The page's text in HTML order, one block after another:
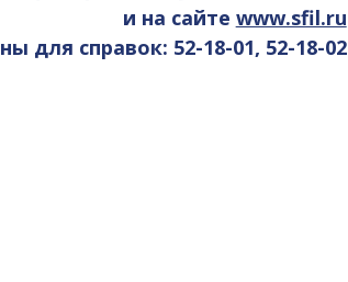
и на сайте www.sfil.ru
для справок: 52-18-01, 52-18-02